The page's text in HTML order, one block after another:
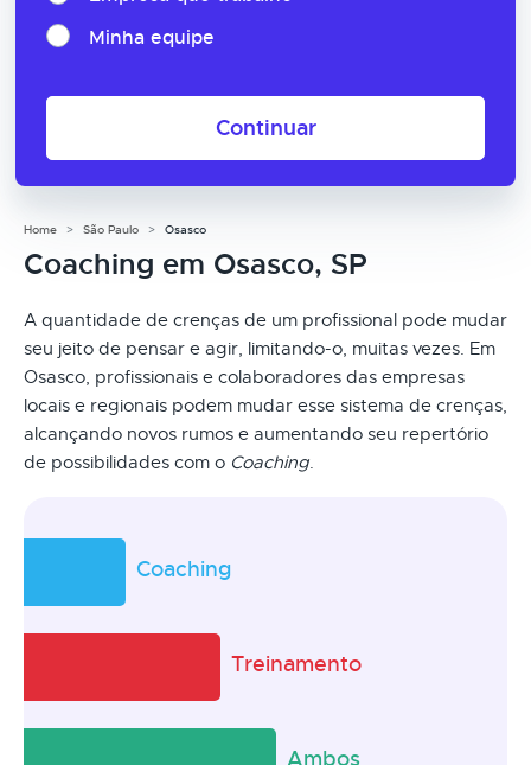
Minha equipe
Continuar
Home São Paulo Osasco
Coaching em Osasco, SP
A quantidade de crenças de um profissional pode mudar
seu jeito de pensar e agir, limitando-o, muitas vezes. Em
Osasco, profissionais e colaboradores das empresas
locais e regionais podem mudar esse sistema de crenças,
alcançando novos rumos e aumentando seu repertório
de possibilidades com o Coaching.